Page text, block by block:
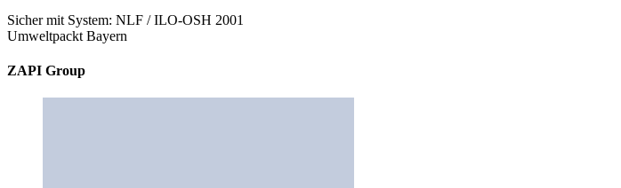
Sicher mit System: NLF / ILO-OSH 2001
Umweltpackt Bayern
ZAPI Group